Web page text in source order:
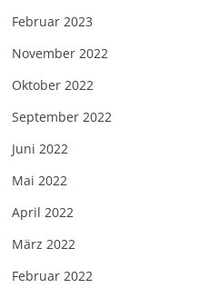
Februar 2023
November 2022
Oktober 2022
September 2022
Juni 2022
Mai 2022
April 2022
März 2022
Februar 2022